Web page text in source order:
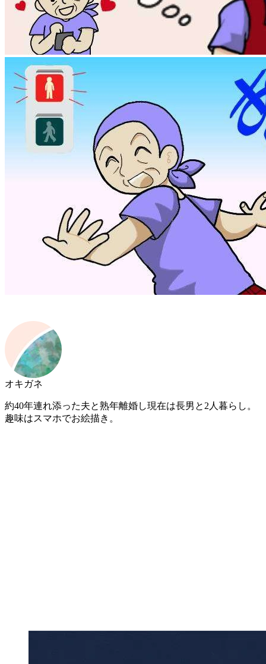
オキガネ
約40年連れ添った夫と熟年離婚し現在は長男と2人暮らし。
趣味はスマホでお絵描き。